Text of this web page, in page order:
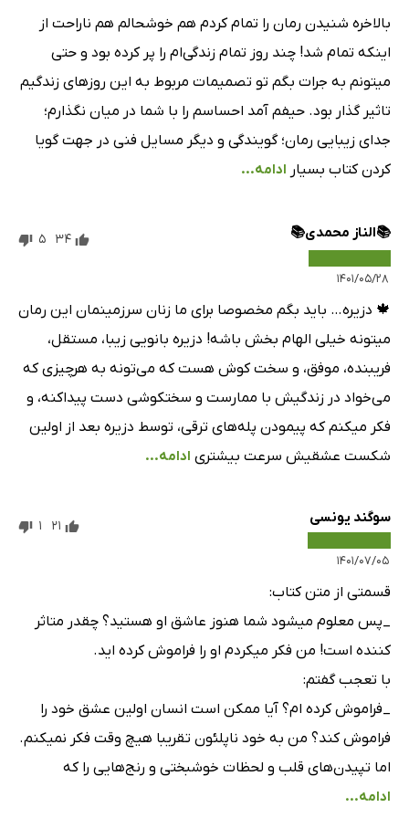
25 دقیقه فصل سوم - بخش اول - قسمت سوم
9 دقیقه فصل سوم - بخش دوم
فصل سوم - بخش سوم
10 دقیقه فصل سوم - بخش چهارم
فصل سوم - بخش پنجم
26 دقیقه فصل سوم - بخش هفتم
فصل سوم - بخش هشتم
13 دقیقه فصل سوم - بخش دهم
21 دقیقه فصل سوم - بخش یازدهم
فصل سوم - بخش دوازدهم
18 دقیقه فصل سوم - بخش چهاردهم
فصل سوم - بخش پانزدهم
فصل سوم - بخش شانزدهم
28 دقیقه فصل سوم - بخش هفدهم
فصل سوم - بخش هجدهم
22 دقیقه فصل سوم - بخش نوزدهم
3 دقیقه فصل سوم - بخش بیستم
بالاخره شنیدن رمان را تمام کردم هم خوشحالم هم ناراحت از
اینکه تمام شد! چند روز تمام زندگی‌ام را پر کرده بود و حتی
میتونم به جرات بگم تو تصمیمات مربوط به این روزهای زندگیم
تاثیر گذار بود. حیفم آمد احساسم را با شما در میان نگذارم؛
جدای زیبایی رمان؛ گویندگی و دیگر مسایل فنی در جهت گویا
کردن کتاب بسیار ادامه...
📚الناز محمدی📚
۱۴۰۱/۰۵/۲۸
34
5
🍁 دزیره… باید بگم مخصوصا برای ما زنان سرزمینمان این رمان
میتونه خیلی الهام بخش باشه! دزیره بانویی زیبا، مستقل،
فریبنده، موفق، و سخت کوش هست که می‌تونه به هرچیزی که
می‌خواد در زندگیش با ممارست و سختکوشی دست پیداکنه، و
فکر میکنم که پیمودن پله‌های ترقی، توسط دزیره بعد از اولین
شکست عشقیش سرعت بیشتری ادامه...
سوگند یونسی
۱۴۰۱/۰۷/۰۵
21
1
قسمتی از متن کتاب:
_پس معلوم میشود شما هنوز عاشق او هستید؟ چقدر متاثر
کننده است! من فکر میکردم او را فراموش کرده اید.
با تعجب گفتم:
_فراموش کرده ام؟ آیا ممکن است انسان اولین عشق خود را
فراموش کند؟ من به خود ناپلئون تقریبا هیچ وقت فکر نمیکنم.
اما تپیدن‌های قلب و لحظات خوشبختی و رنج‌هایی را که
ادامه...